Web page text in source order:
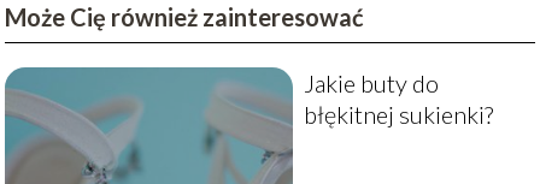
Może Cię również zainteresować
Jakie buty do
błękitnej sukienki?